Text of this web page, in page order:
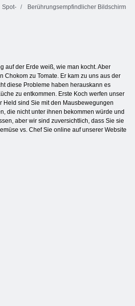
Spot-
Berührungsempfindlicher Bildschirm
auf der Erde weiß, wie man kocht. Aber
Chokom zu Tomate. Er kam zu uns aus der
diese Probleme haben herauskann es
zu entkommen. Erste Koch werfen unser
Held sind Sie mit den Mausbewegungen
die nicht unter ihnen bekommen würde und
aber wir sind zuversichtlich, dass Sie sie
vs. Chef Sie online auf unserer Website